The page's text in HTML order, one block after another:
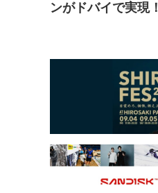
ンがドバイで実現！